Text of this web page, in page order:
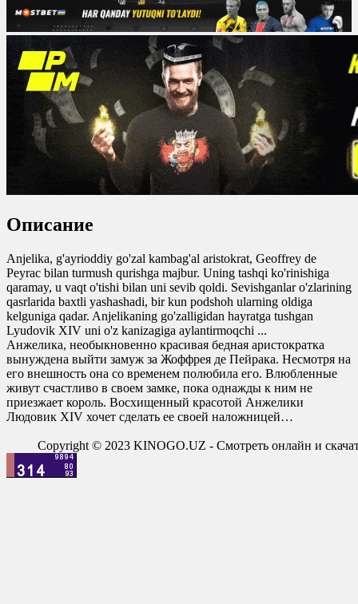
yuklash
0
0
Описание
Anjelika, g'ayrioddiy go'zal kambag'al aristokrat, Geoffrey de
Peyrac bilan turmush qurishga majbur. Uning tashqi ko'rinishiga
qaramay, u vaqt o'tishi bilan uni sevib qoldi. Sevishganlar o'zlarining
qasrlarida baxtli yashashadi, bir kun podshoh ularning oldiga
kelguniga qadar. Anjelikaning go'zalligidan hayratga tushgan
Lyudovik XIV uni o'z kanizagiga aylantirmoqchi ...
Анжелика, необыкновенно красивая бедная аристократка
вынуждена выйти замуж за Жоффрея де Пейрака. Несмотря на
его внешность она со временем полюбила его. Влюбленные
живут счастливо в своем замке, пока однажды к ним не
приезжает король. Восхищенный красотой Анжелики
Людовик XIV хочет сделать ее своей наложницей…
Copyright © 2023 KINOGO.UZ - Смотреть онлайн и